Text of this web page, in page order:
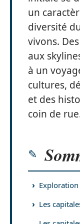
un
diversité
vivons.
aux
à un
cultures,
et des
coin de
Les